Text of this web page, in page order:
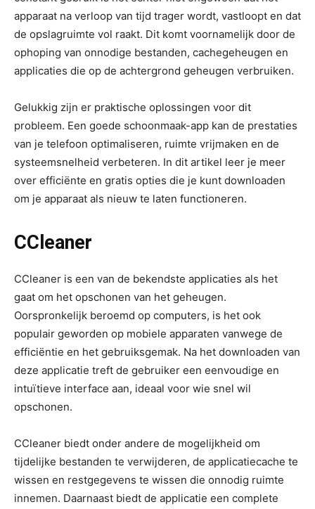
apparaat na verloop van tijd trager wordt, vastloopt en dat
de opslagruimte vol raakt. Dit komt voornamelijk door de
ophoping van onnodige bestanden, cachegeheugen en
applicaties die op de achtergrond geheugen verbruiken.
Gelukkig zijn er praktische oplossingen voor dit
probleem. Een goede schoonmaak-app kan de prestaties
van je telefoon optimaliseren, ruimte vrijmaken en de
systeemsnelheid verbeteren. In dit artikel leer je meer
over efficiënte en gratis opties die je kunt downloaden
om je apparaat als nieuw te laten functioneren.
CCleaner
CCleaner is een van de bekendste applicaties als het
gaat om het opschonen van het geheugen.
Oorspronkelijk beroemd op computers, is het ook
populair geworden op mobiele apparaten vanwege de
efficiëntie en het gebruiksgemak. Na het downloaden van
deze applicatie treft de gebruiker een eenvoudige en
intuïtieve interface aan, ideaal voor wie snel wil
opschonen.
CCleaner biedt onder andere de mogelijkheid om
tijdelijke bestanden te verwijderen, de applicatiecache te
wissen en restgegevens te wissen die onnodig ruimte
innemen. Daarnaast biedt de applicatie een complete